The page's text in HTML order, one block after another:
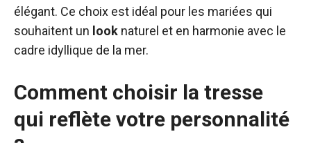
élégant. Ce choix est idéal pour les mariées qui
souhaitent un look naturel et en harmonie avec le
cadre idyllique de la mer.
Comment choisir la tresse
qui reflète votre personnalité